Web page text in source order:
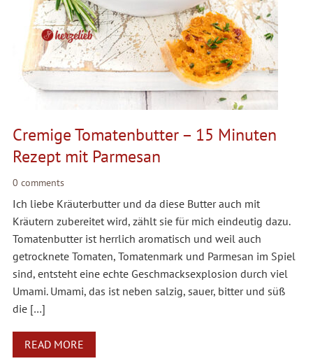
Cremige Tomatenbutter – 15 Minuten
Rezept mit Parmesan
0 comments
Ich liebe Kräuterbutter und da diese Butter auch mit
Kräutern zubereitet wird, zählt sie für mich eindeutig dazu.
Tomatenbutter ist herrlich aromatisch und weil auch
getrocknete Tomaten, Tomatenmark und Parmesan im Spiel
sind, entsteht eine echte Geschmacksexplosion durch viel
Umami. Umami, das ist neben salzig, sauer, bitter und süß
die […]
READ MORE